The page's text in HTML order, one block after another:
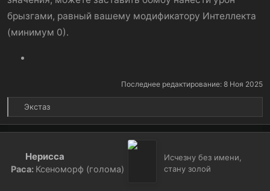
брызгами, равный вашему модификатору Интеллекта
(минимум 0).
Последнее редактирование: 8 Ноя 2025
Р
е
ц
и
Экстаз
Нерисса
Раса: Ксеноморф (голома)
Исчезну без имени,
стану золой